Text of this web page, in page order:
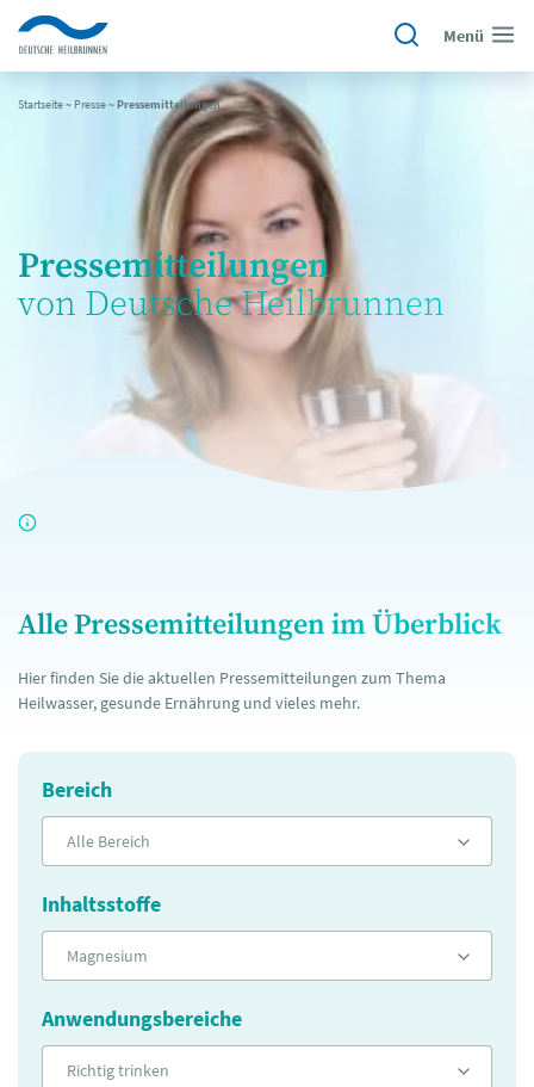
Menü
Startseite~ Presse~Pressemitteilungen
Pressemitteilungen
von Deutsche Heilbrunnen
Alle Pressemitteilungen im Überblick
Hier finden Sie die aktuellen Pressemitteilungen zum Thema
Heilwasser, gesunde Ernährung und vieles mehr.
Bereich
Alle Bereich
Inhaltsstoffe
Magnesium
Anwendungsbereiche
Richtig trinken